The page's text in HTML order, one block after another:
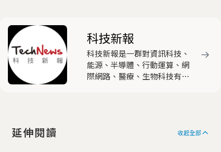
科技新報
科技新報是一群對資訊科技、
能源、半導體、行動運算、網
際網路、醫療、生物科技有高
延伸閱讀 收起全部